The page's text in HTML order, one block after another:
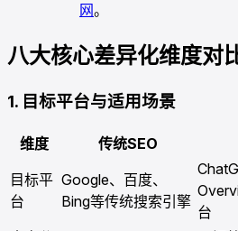
网。
八大核心差异化维度对
1. 目标平台与适用场景
维度 传统SEO
目标平
台
Google、百度、
Bing等传统搜索引擎
台